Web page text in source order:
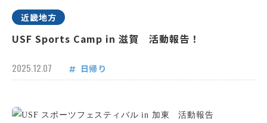
近畿地方
USF Sports Camp in 滋賀 活動報告！
2025.12.07 日帰り